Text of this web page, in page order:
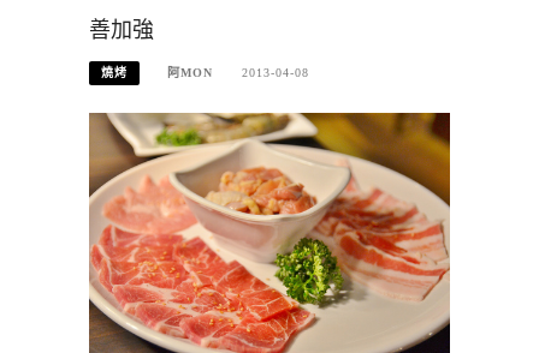
善加強
燒烤 阿MON 2013-04-08